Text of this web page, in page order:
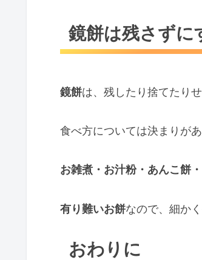
鏡餅は残さずに
鏡餅は、残したり捨てたり
食べ方については決まりがあ
お雑煮・お汁粉・あんこ餅
有り難いお餅なので、細か
おわりに